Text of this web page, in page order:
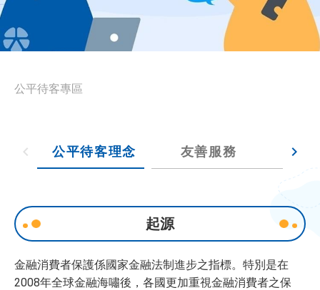
公平待客專區
公平待客理念 友善服務 學
起源
金融消費者保護係國家金融法制進步之指標。特別是在
2008年全球金融海嘯後，各國更加重視金融消費者之保